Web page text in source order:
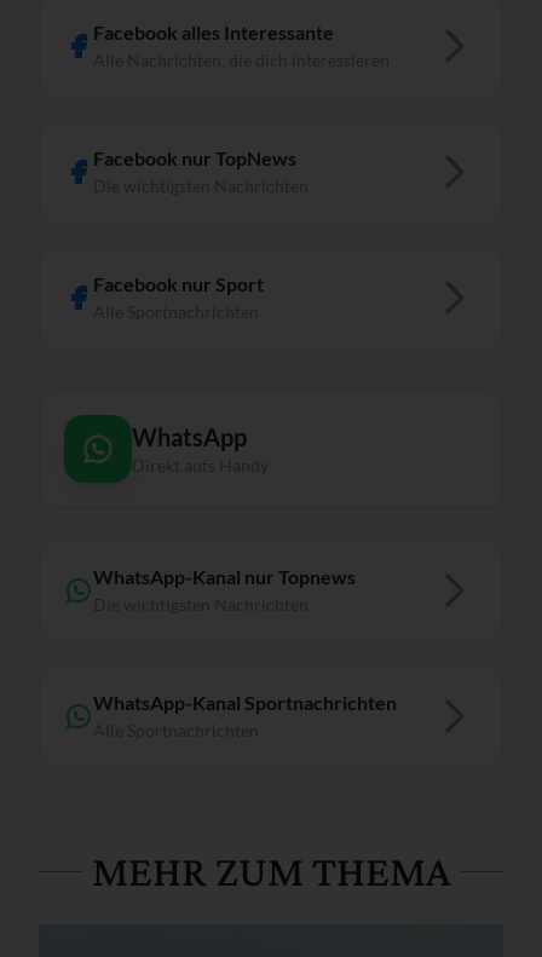
Facebook alles Interessante
Facebook nur TopNews
Facebook nur Sport
WhatsApp
WhatsApp-Kanal nur Topnews
WhatsApp-Kanal Sportnachrichten
MEHR ZUM THEMA